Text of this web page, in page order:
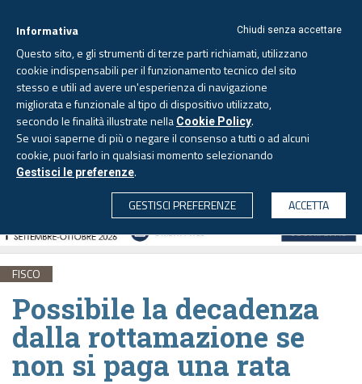
CERCA
Venerdì, 7 agosto 2026 - Aggiornato alle 6.00
FISCO
Possibile la decadenza
dalla rottamazione se
non si paga una rata
Chiudi senza accettare
Informativa
Questo sito, e gli strumenti di terze parti richiamati, utilizzano
cookie indispensabili per il funzionamento tecnico del sito
stesso e utili ad avere un'esperienza di navigazione
migliorata e funzionale al tipo di dispositivo utilizzato,
secondo le finalità illustrate nella Cookie Policy.
Se vuoi saperne di più o negare il consenso a tutti o ad alcuni
cookie, puoi farlo in qualsiasi momento selezionando
Gestisci le preferenze.
GESTISCI PREFERENZE
ACCETTA